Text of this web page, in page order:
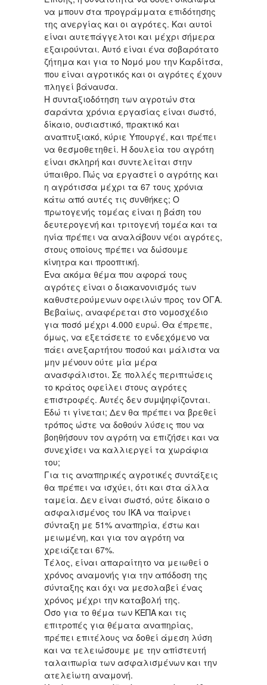
να μπουν στα προγράμματα επιδότησης
της ανεργίας και οι αγρότες. Και αυτοί
είναι αυτεπάγγελτοι και μέχρι σήμερα
εξαιρούνται. Αυτό είναι ένα σοβαρότατο
ζήτημα και για το Νομό μου την Καρδίτσα,
που είναι αγροτικός και οι αγρότες έχουν
πληγεί βάναυσα.
Η συνταξιοδότηση των αγροτών στα
σαράντα χρόνια εργασίας είναι σωστό,
δίκαιο, ουσιαστικό, πρακτικό και
αναπτυξιακό, κύριε Υπουργέ, και πρέπει
να θεσμοθετηθεί. Η δουλεία του αγρότη
είναι σκληρή και συντελείται στην
ύπαιθρο. Πώς να εργαστεί ο αγρότης και
η αγρότισσα μέχρι τα 67 τους χρόνια
κάτω από αυτές τις συνθήκες; Ο
πρωτογενής τομέας είναι η βάση του
δευτερογενή και τριτογενή τομέα και τα
ηνία πρέπει να αναλάβουν νέοι αγρότες,
στους οποίους πρέπει να δώσουμε
κίνητρα και προοπτική.
Ένα ακόμα θέμα που αφορά τους
αγρότες είναι ο διακανονισμός των
καθυστερούμενων οφειλών προς τον ΟΓΑ.
Βεβαίως, αναφέρεται στο νομοσχέδιο
για ποσό μέχρι 4.000 ευρώ. Θα έπρεπε,
όμως, να εξετάσετε το ενδεχόμενο να
πάει ανεξαρτήτου ποσού και μάλιστα να
μην μένουν ούτε μία μέρα
ανασφάλιστοι. Σε πολλές περιπτώσεις
το κράτος οφείλει στους αγρότες
επιστροφές. Αυτές δεν συμψηφίζονται.
Εδώ τι γίνεται; Δεν θα πρέπει να βρεθεί
τρόπος ώστε να δοθούν λύσεις που να
βοηθήσουν τον αγρότη να επιζήσει και να
συνεχίσει να καλλιεργεί τα χωράφια
του;
Για τις αναπηρικές αγροτικές συντάξεις
θα πρέπει να ισχύει, ότι και στα άλλα
ταμεία. Δεν είναι σωστό, ούτε δίκαιο ο
ασφαλισμένος του ΙΚΑ να παίρνει
σύνταξη με 51% αναπηρία, έστω και
μειωμένη, και για τον αγρότη να
χρειάζεται 67%.
Τέλος, είναι απαραίτητο να μειωθεί ο
χρόνος αναμονής για την απόδοση της
σύνταξης και όχι να μεσολαβεί ένας
χρόνος μέχρι την καταβολή της.
Όσο για το θέμα των ΚΕΠΑ και τις
επιτροπές για θέματα αναπηρίας,
πρέπει επιτέλους να δοθεί άμεση λύση
και να τελειώσουμε με την απίστευτή
ταλαιπωρία των ασφαλισμένων και την
ατελείωτη αναμονή.